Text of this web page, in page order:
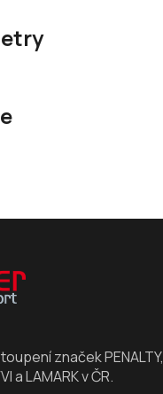
značek PENALTY,
a LAMARK v ČR.